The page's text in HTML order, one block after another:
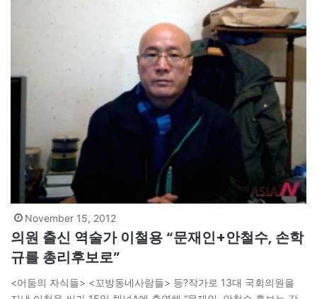
November 15, 2012
의원 출신 역술가 이철용 “문재인+안철수, 손학
규를 총리후보로”
<어둠의 자식들> <꼬방동네사람들> 등?작가로 13대 국회의원을